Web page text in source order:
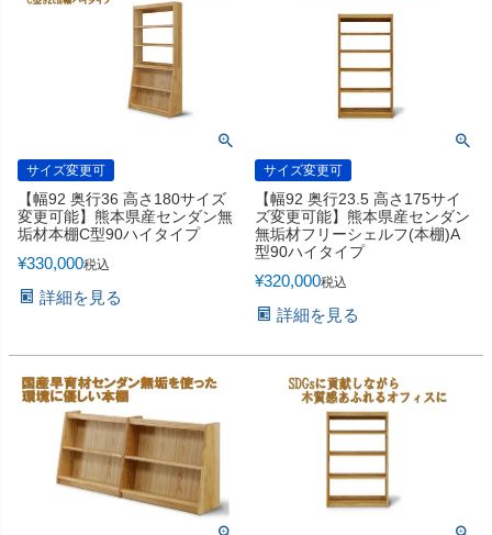
サイズ変更可
【幅92 奥行36 高さ180サイズ
変更可能】熊本県産センダン無
垢材本棚C型90ハイタイプ
¥330,000税込
詳細を見る
サイズ変更可
【幅92 奥行23.5 高さ175サイ
ズ変更可能】熊本県産センダン
無垢材フリーシェルフ(本棚)A
型90ハイタイプ
¥320,000税込
詳細を見る